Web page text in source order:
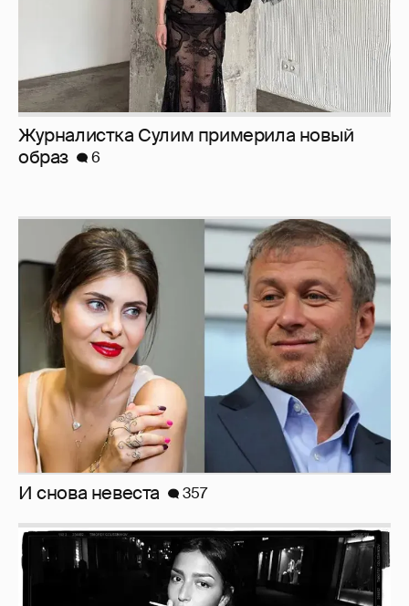
Журналистка Сулим примерила новый
образ
6
И снова невеста 357